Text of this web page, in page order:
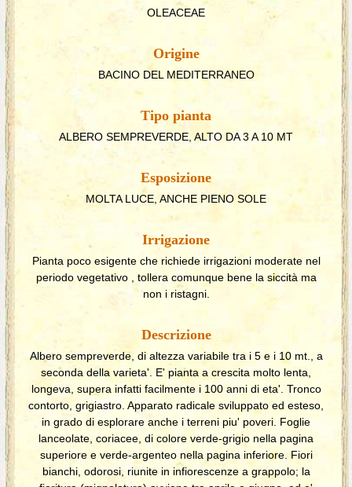
OLEACEAE
Origine
BACINO DEL MEDITERRANEO
Tipo pianta
ALBERO SEMPREVERDE, ALTO DA 3 A 10 MT
Esposizione
MOLTA LUCE, ANCHE PIENO SOLE
Irrigazione
Pianta poco esigente che richiede irrigazioni moderate nel
periodo vegetativo , tollera comunque bene la siccità ma
non i ristagni.
Descrizione
Albero sempreverde, di altezza variabile tra i 5 e i 10 mt., a
seconda della varieta'. E' pianta a crescita molto lenta,
longeva, supera infatti facilmente i 100 anni di eta'. Tronco
contorto, grigiastro. Apparato radicale sviluppato ed esteso,
in grado di esplorare anche i terreni piu' poveri. Foglie
lanceolate, coriacee, di colore verde-grigio nella pagina
superiore e verde-argenteo nella pagina inferiore. Fiori
bianchi, odorosi, riunite in infiorescenze a grappolo; la